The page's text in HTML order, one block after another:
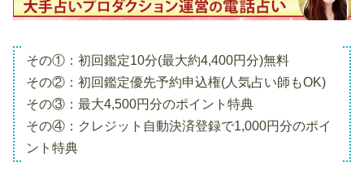
その①：初回鑑定10分(最大約4,400円分)無料
その②：初回鑑定優先予約申込権(人気占い師もOK)
その③：最大4,500円分のポイント特典
その④：クレジット自動決済登録で1,000円分のポイ
ント特典